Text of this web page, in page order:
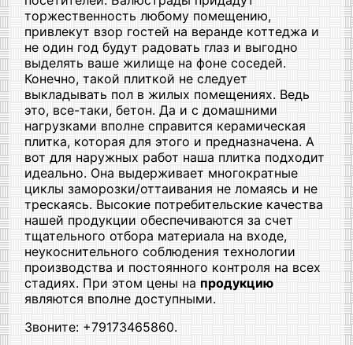
торжественность любому помещению,
привлекут взор гостей на веранде коттеджа и
не один год будут радовать глаз и выгодно
выделять ваше жилище на фоне соседей.
Конечно, такой плиткой не следует
выкладывать пол в жилых помещениях. Ведь
это, все-таки, бетон. Да и с домашними
нагрузками вполне справится керамическая
плитка, которая для этого и предназначена. А
вот для наружных работ наша плитка подходит
идеально. Она выдерживает многократные
циклы заморозки/оттаивания не ломаясь и не
трескаясь. Высокие потребительские качества
нашей продукции обеспечиваются за счет
тщательного отбора материала на входе,
неукоснительного соблюдения технологии
производства и постоянного контроля на всех
стадиях. При этом цены на продукцию
являются вполне доступными.
Звоните: +79173465860.